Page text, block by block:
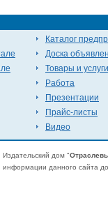
Каталог
Доска
Товары и услуги
Работа
Презентации
Прайс-листы
Видео
дом "
данного сайта